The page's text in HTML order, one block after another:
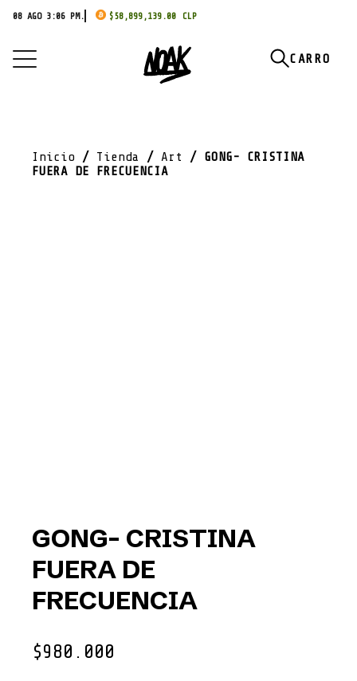
08 AGO 3:06 PM. $58,899,139.00
Inicio / Tienda / Art
/ GONG- CRISTINA
FUERA DE FRECUENCIA
GONG- CRISTINA
FUERA DE
FRECUENCIA
$980.000